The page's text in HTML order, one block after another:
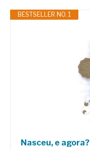
BESTSELLER NO. 1
Nasceu, e agora?